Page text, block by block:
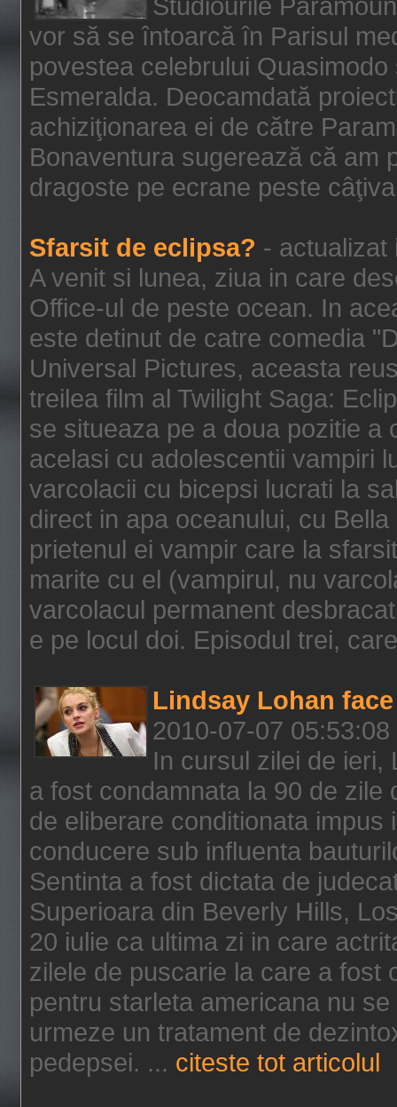
vor să se întoarcă în Parisul
povestea celebrului
Esmeralda. Deocamdată
achiziţionarea ei de către
Bonaventura sugerează că am
dragoste pe ecrane peste
Sfarsit de eclipsa? - actualizat
A venit si lunea, ziua in care
Office-ul de peste ocean. In
este detinut de catre comedia
Universal Pictures, aceasta
treilea film al Twilight Saga:
se situeaza pe a doua pozitie a
acelasi cu adolescentii vampiri
varcolacii cu bicepsi lucrati la
direct in apa oceanului, cu
prietenul ei vampir care la
marite cu el (vampirul, nu
varcolacul permanent
e pe locul doi. Episodul trei,
Lindsay Lohan
2010-07-07 05:53:08
In cursul zilei de ieri,
a fost condamnata la 90 de
de eliberare conditionata
conducere sub influenta
Sentinta a fost dictata de
Superioara din Beverly Hills,
20 iulie ca ultima zi in care
zilele de puscarie la care a fost
pentru starleta americana nu
urmeze un tratament de
pedepsei. ... citeste tot articolul